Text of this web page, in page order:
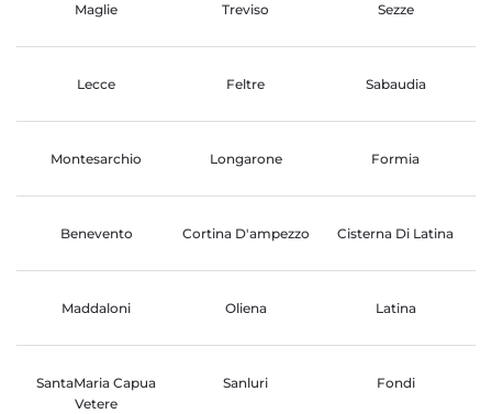
Maglie Treviso Sezze
Lecce Feltre Sabaudia
Montesarchio Longarone Formia
Benevento Cortina D'ampezzo Cisterna Di Latina
Maddaloni Oliena Latina
SantaMaria Capua
Vetere
Sanluri Fondi